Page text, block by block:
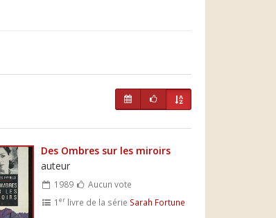
Des Ombres sur les miroirs
auteur
1989
Aucun vote
1 erlivre de la série Sarah Fortune